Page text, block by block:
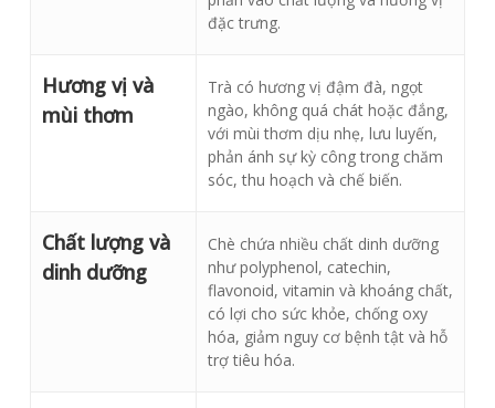
đặc trưng.
Hương vị và
mùi thơm
Trà có hương vị đậm đà, ngọt
ngào, không quá chát hoặc đắng,
với mùi thơm dịu nhẹ, lưu luyến,
phản ánh sự kỳ công trong chăm
sóc, thu hoạch và chế biến.
Chất lượng và
dinh dưỡng
Chè chứa nhiều chất dinh dưỡng
như polyphenol, catechin,
flavonoid, vitamin và khoáng chất,
có lợi cho sức khỏe, chống oxy
hóa, giảm nguy cơ bệnh tật và hỗ
trợ tiêu hóa.